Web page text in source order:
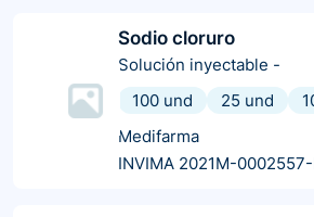
Sodio cloruro
Solución inyectable -
100 und
25 und
Medifarma
INVIMA 2021M-